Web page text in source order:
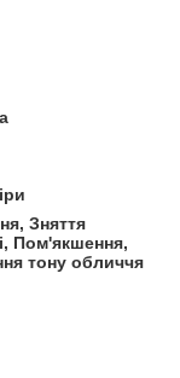
Зняття
Пом'якшення,
тону обличчя